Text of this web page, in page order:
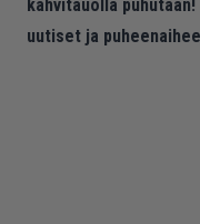
kahvitauolla
uutiset ja